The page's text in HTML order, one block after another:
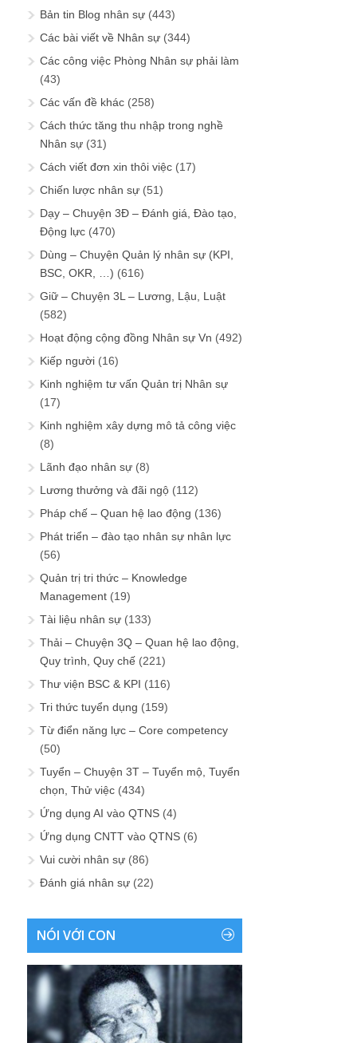
Bản tin Blog nhân sự (443)
Các bài viết về Nhân sự (344)
Các công việc Phòng Nhân sự phải làm
(43)
Các vấn đề khác (258)
Cách thức tăng thu nhập trong nghề
Nhân sự (31)
Cách viết đơn xin thôi việc (17)
Chiến lược nhân sự (51)
Dạy – Chuyện 3Đ – Đánh giá, Đào tạo,
Động lực (470)
Dùng – Chuyện Quản lý nhân sự (KPI,
BSC, OKR, …) (616)
Giữ – Chuyện 3L – Lương, Lậu, Luật
(582)
Hoạt động cộng đồng Nhân sự Vn (492)
Kiếp người (16)
Kinh nghiệm tư vấn Quản trị Nhân sự
(17)
Kinh nghiệm xây dựng mô tả công việc
(8)
Lãnh đạo nhân sự (8)
Lương thưởng và đãi ngộ (112)
Pháp chế – Quan hệ lao động (136)
Phát triển – đào tạo nhân sự nhân lực
(56)
Quản trị tri thức – Knowledge
Management (19)
Tài liệu nhân sự (133)
Thải – Chuyện 3Q – Quan hệ lao động,
Quy trình, Quy chế (221)
Thư viện BSC & KPI (116)
Tri thức tuyển dụng (159)
Từ điển năng lực – Core competency
(50)
Tuyển – Chuyện 3T – Tuyển mộ, Tuyển
chọn, Thử việc (434)
Ứng dụng AI vào QTNS (4)
Ứng dụng CNTT vào QTNS (6)
Vui cười nhân sự (86)
Đánh giá nhân sự (22)
NÓI VỚI CON